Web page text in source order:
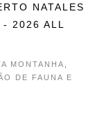
NATALES
2026 ALL
MONTANHA
DE FAUNA E